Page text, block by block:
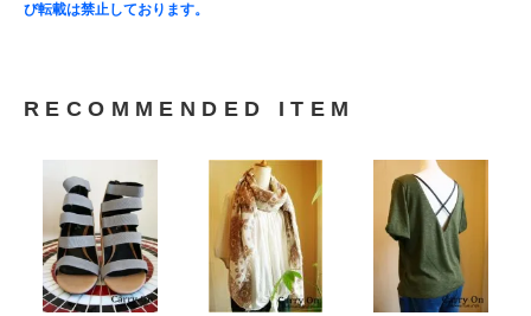
び転載は禁止しております。
RECOMMENDED ITEM